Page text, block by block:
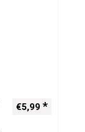
€5,99